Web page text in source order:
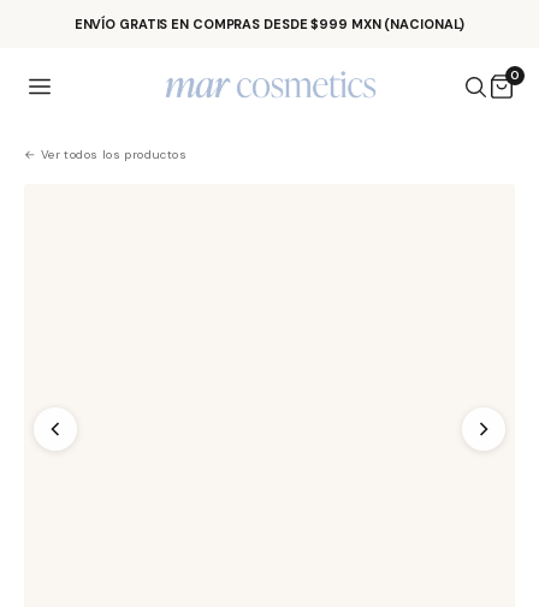
Ir al contenido
ENVÍO GRATIS EN COMPRAS DESDE $999 MXN (NACIONAL)
0
← Ver todos los productos